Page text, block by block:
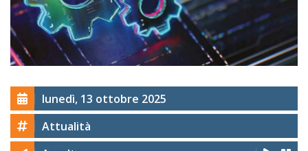
lunedì, 13 ottobre 2025
Attualità